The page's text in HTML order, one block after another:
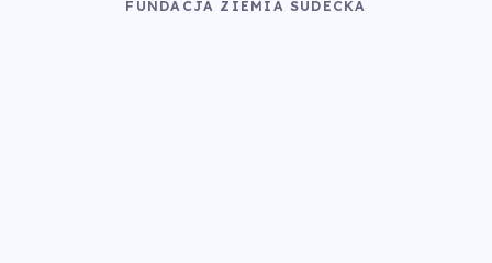
FUNDACJA ZIEMIA SUDECKA